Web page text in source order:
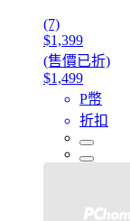
(7)
$1,399
(售價已折)
$1,499
P幣
折扣